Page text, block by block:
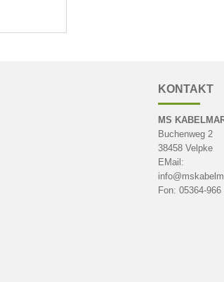
KONTAKT
MS
Buchenweg 2
38458 Velpke
EMail:
Fon: 05364-966